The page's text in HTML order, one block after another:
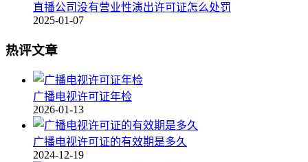
直播公司没有营业性演出许可证怎么处罚
2025-01-07
热评文章
广播电视许可证年检
2026-01-13
广播电视许可证的有效期是多久
2024-12-19